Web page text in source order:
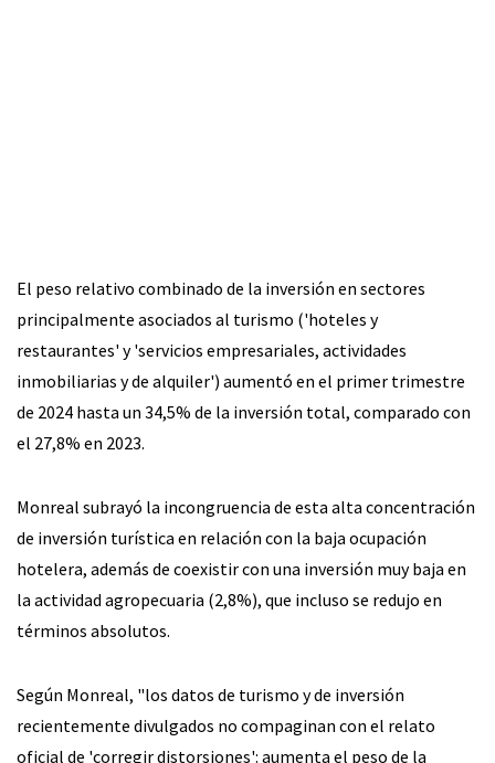
El peso relativo combinado de la inversión en sectores
principalmente asociados al turismo ('hoteles y
restaurantes' y 'servicios empresariales, actividades
inmobiliarias y de alquiler') aumentó en el primer trimestre
de 2024 hasta un 34,5% de la inversión total, comparado con
el 27,8% en 2023.
Monreal subrayó la incongruencia de esta alta concentración
de inversión turística en relación con la baja ocupación
hotelera, además de coexistir con una inversión muy baja en
la actividad agropecuaria (2,8%), que incluso se redujo en
términos absolutos.
Según Monreal, "los datos de turismo y de inversión
recientemente divulgados no compaginan con el relato
oficial de 'corregir distorsiones': aumenta el peso de la